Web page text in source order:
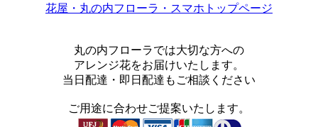
花屋・丸の内フローラ・スマホトップページ
丸の内フローラでは大切な方への
アレンジ花をお届けいたします。
当日配達・即日配達もご相談ください
ご用途に合わせご提案いたします。